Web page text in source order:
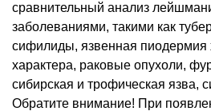
сравнительный анализ
заболеваниями, такими как
сифилиды, язвенная пиодермия
характера, раковые опухоли,
сибирская и трофическая язва,
Обратите внимание! При